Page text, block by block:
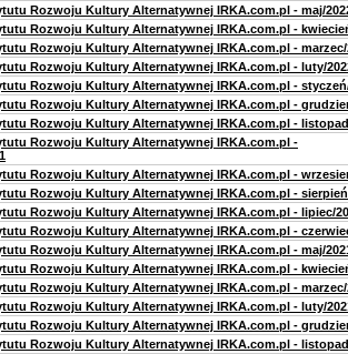
Rozwoju Kultury Alternatywnej IRKA.com.pl - maj/
Rozwoju Kultury Alternatywnej IRKA.com.pl -
Rozwoju Kultury Alternatywnej IRKA.com.pl - marzec/
Rozwoju Kultury Alternatywnej IRKA.com.pl - luty/
Rozwoju Kultury Alternatywnej IRKA.com.pl -
Rozwoju Kultury Alternatywnej IRKA.com.pl -
Rozwoju Kultury Alternatywnej IRKA.com.pl -
Rozwoju Kultury Alternatywnej IRKA.com.pl -
Rozwoju Kultury Alternatywnej IRKA.com.pl -
Rozwoju Kultury Alternatywnej IRKA.com.pl -
Rozwoju Kultury Alternatywnej IRKA.com.pl - lipiec/
Rozwoju Kultury Alternatywnej IRKA.com.pl -
Rozwoju Kultury Alternatywnej IRKA.com.pl - maj/
Rozwoju Kultury Alternatywnej IRKA.com.pl -
Rozwoju Kultury Alternatywnej IRKA.com.pl - marzec/
Rozwoju Kultury Alternatywnej IRKA.com.pl - luty/
Rozwoju Kultury Alternatywnej IRKA.com.pl -
Rozwoju Kultury Alternatywnej IRKA.com.pl -